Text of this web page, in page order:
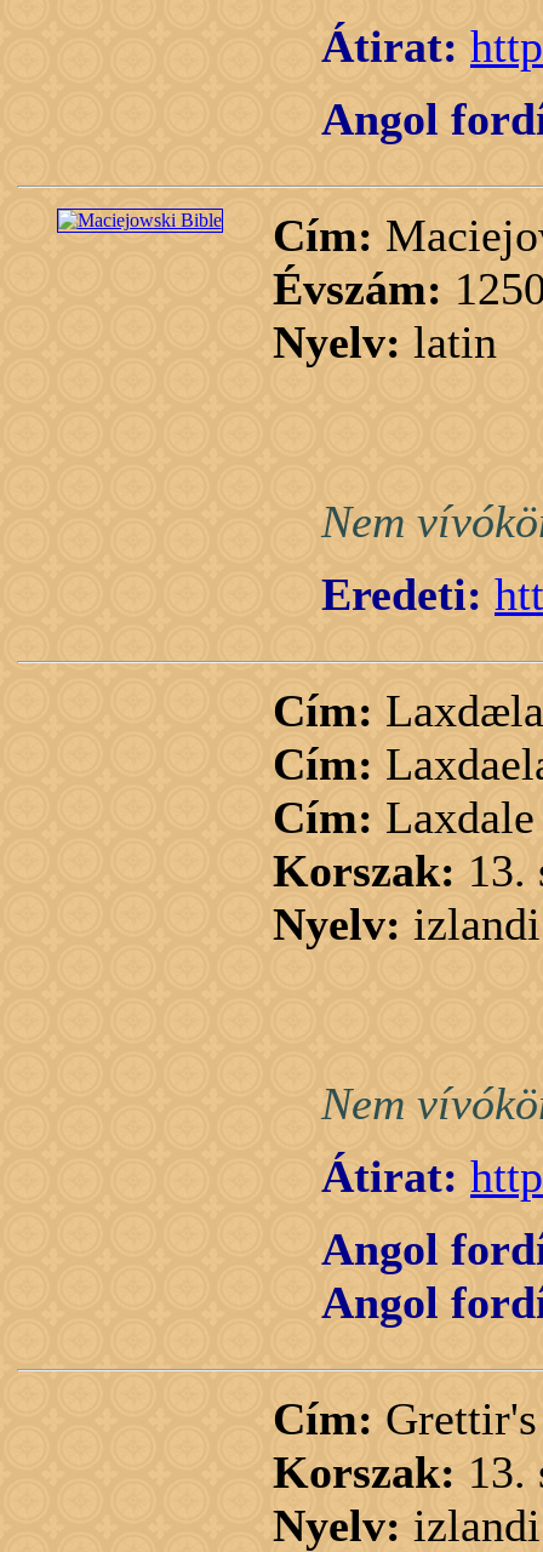
Átirat:
Angol
Cím:
Évszám:
Nyelv: latin
Nem
Eredeti:
Cím:
Cím:
Cím: Laxdale
Korszak: 13.
Nyelv: izlandi
Nem
Átirat:
Angol
Angol
Cím: Grettir's
Korszak: 13.
Nyelv: izlandi